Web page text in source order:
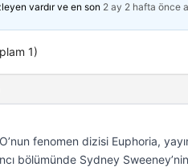
vardır ve en son 2 ay 2 hafta önce
1)
fenomen dizisi Euphoria,
bölümünde Sydney